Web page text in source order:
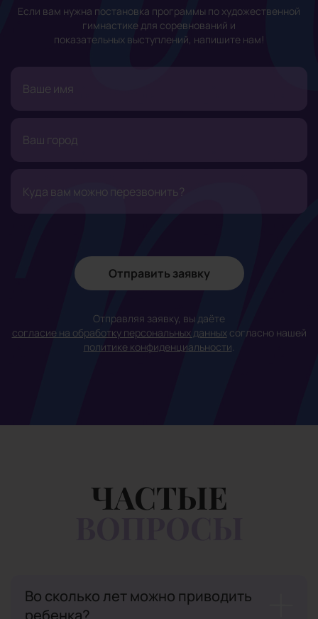
Если вам нужна постановка программы по художественной
гимнастике для соревнований и
показательных выступлений, напишите нам!
Отправить заявку
Отправляя заявку, вы даёте
согласие на обработку персональных данныхсогласно нашей
политике конфиденциальности.
ЧАСТЫЕ
Во сколько лет можно приводить
ребенка?